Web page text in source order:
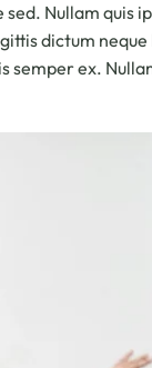
Nullam quis
dictum
semper ex.